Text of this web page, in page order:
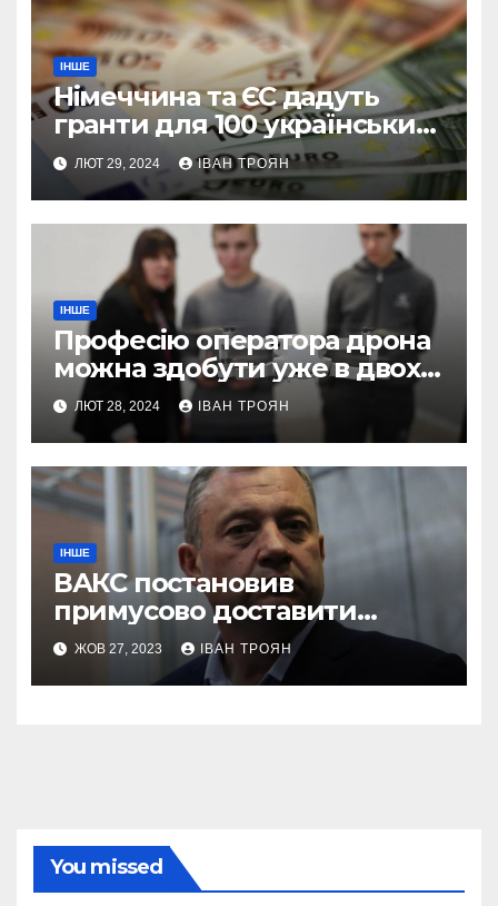
ІНШЕ
Німеччина та ЄС дадуть
гранти для 100 українських
підприємств
ЛЮТ 29, 2024 ІВАН ТРОЯН
ІНШЕ
Професію оператора дрона
можна здобути уже в двох
профтехах Львівщини
ЛЮТ 28, 2024 ІВАН ТРОЯН
ІНШЕ
ВАКС постановив
примусово доставити
Дубневича до суду
ЖОВ 27, 2023 ІВАН ТРОЯН
You missed